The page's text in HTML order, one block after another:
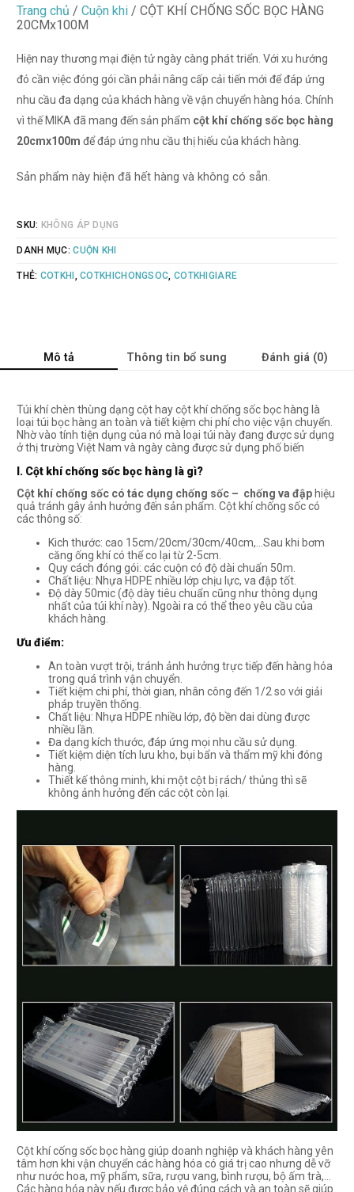
Trang chủ /Cuộn khi / CỘT KHÍ CHỐNG SỐC BỌC HÀNG
20CMx100M
Hiện nay thương mại điện tử ngày càng phát triển. Với xu hướng
đó cần việc đóng gói cần phải nâng cấp cải tiến mới để đáp ứng
nhu cầu đa dạng của khách hàng về vận chuyển hàng hóa. Chính
vì thế MIKA đã mang đến sản phẩm cột khí chống sốc bọc hàng
20cmx100m để đáp ứng nhu cầu thị hiếu của khách hàng.
Sản phẩm này hiện đã hết hàng và không có sẵn.
SKU: KHÔNG ÁP DỤNG
DANH MỤC:CUỘN KHI
THẺ: COTKHI,COTKHICHONGSOC, COTKHIGIARE
Mô tả Thông tin bổ sung Đánh giá (0)
Túi khí chèn thùng dạng cột hay cột khí chống sốc bọc hàng là
loại túi bọc hàng an toàn và tiết kiệm chi phí cho việc vận chuyển.
Nhờ vào tính tiện dụng của nó mà loại túi này đang được sử dụng
ở thị trường Việt Nam và ngày càng được sử dụng phố biến
I. Cột khí chống sốc bọc hàng là gì?
Cột khí chống sốc có tác dụng chống sốc – chống va đập hiệu
quả tránh gây ảnh hưởng đến sản phẩm. Cột khí chống sốc có
các thông số:
Kich thước: cao 15cm/20cm/30cm/40cm,…Sau khi bơm
căng ống khí có thể co lại từ 2-5cm.
Quy cách đóng gói: các cuộn có độ dài chuẩn 50m.
Chất liệu: Nhựa HDPE nhiều lớp chịu lực, va đập tốt.
Độ dày 50mic (độ dày tiêu chuẩn cũng như thông dụng
nhất của túi khí này). Ngoài ra có thể theo yêu cầu của
khách hàng.
Ưu điểm:
An toàn vượt trội, tránh ảnh hưởng trực tiếp đến hàng hóa
trong quá trình vận chuyển.
Tiết kiệm chi phí, thời gian, nhân công đến 1/2 so với giải
pháp truyền thống.
Chất liệu: Nhựa HDPE nhiều lớp, độ bền dai dùng được
nhiều lần.
Đa dạng kích thước, đáp ứng mọi nhu cầu sử dụng.
Tiết kiệm diện tích lưu kho, bụi bẩn và thẩm mỹ khi đóng
hàng.
Thiết kế thông minh, khi một cột bị rách/ thủng thì sẽ
không ảnh hưởng đến các cột còn lại.
Cột khí cống sốc bọc hàng giúp doanh nghiệp và khách hàng yên
tâm hơn khi vận chuyển các hàng hóa có giá trị cao nhưng dễ vỡ
như nước hoa, mỹ phẩm, sữa, rượu vang, bình rượu, bộ ấm trà,…
Các hàng hóa này nếu được bảo vệ đúng cách và an toàn sẽ giúp